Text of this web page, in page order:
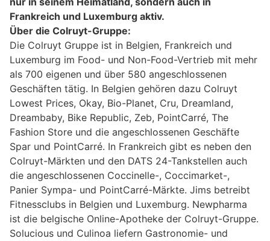
Frankreich und Luxemburg aktiv.
Über die Colruyt-Gruppe:
Die Colruyt Gruppe ist in Belgien, Frankreich und
Luxemburg im Food- und Non-Food-Vertrieb mit mehr
als 700 eigenen und über 580 angeschlossenen
Geschäften tätig. In Belgien gehören dazu Colruyt
Lowest Prices, Okay, Bio-Planet, Cru, Dreamland,
Dreambaby, Bike Republic, Zeb, PointCarré, The
Fashion Store und die angeschlossenen Geschäfte
Spar und PointCarré. In Frankreich gibt es neben den
Colruyt-Märkten und den DATS 24-Tankstellen auch
die angeschlossenen Coccinelle-, Coccimarket-,
Panier Sympa- und PointCarré-Märkte. Jims betreibt
Fitnessclubs in Belgien und Luxemburg. Newpharma
ist die belgische Online-Apotheke der Colruyt-Gruppe.
Solucious und Culinoa liefern Gastronomie- und